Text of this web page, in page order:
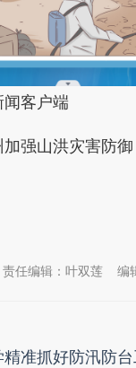
客户端
山洪灾害防御
编
责任编辑：叶双莲
精准抓好防汛防